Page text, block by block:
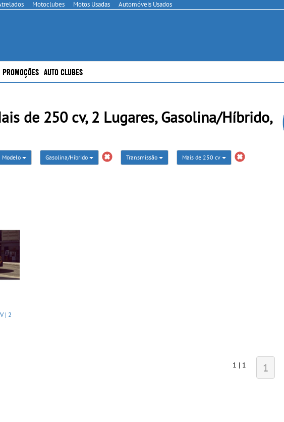
Motoclubes Motos Usadas Automóveis Usados
PROMOÇÕES AUTO CLUBES
de 250 cv, 2 Lugares, Gasolina/Híbrido,
Modelo Gasolina/Híbrido Transmissão Mais de 250 cv
| 2
1 | 1
1